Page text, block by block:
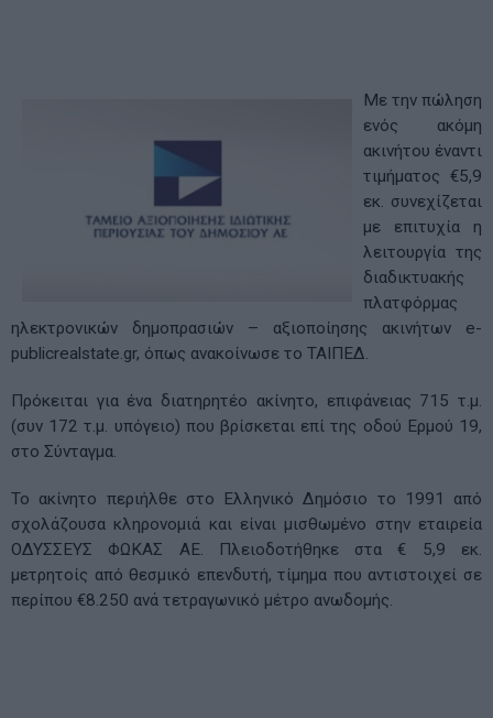
Με την πώληση
ενός ακόμη
ακινήτου έναντι
τιμήματος €5,9
εκ. συνεχίζεται
με επιτυχία η
λειτουργία της
διαδικτυακής
πλατφόρμας
ηλεκτρονικών δημοπρασιών – αξιοποίησης ακινήτων e-
publicrealstate.gr, όπως ανακοίνωσε το ΤΑΙΠΕΔ.
Πρόκειται για ένα διατηρητέο ακίνητο, επιφάνειας 715 τ.μ.
(συν 172 τ.μ. υπόγειο) που βρίσκεται επί της οδού Ερμού 19,
στο Σύνταγμα.
Το ακίνητο περιήλθε στο Ελληνικό Δημόσιο το 1991 από
σχολάζουσα κληρονομιά και είναι μισθωμένο στην εταιρεία
ΟΔΥΣΣΕΥΣ ΦΩΚΑΣ ΑΕ. Πλειοδοτήθηκε στα € 5,9 εκ.
μετρητοίς από θεσμικό επενδυτή, τίμημα που αντιστοιχεί σε
περίπου €8.250 ανά τετραγωνικό μέτρο ανωδομής.